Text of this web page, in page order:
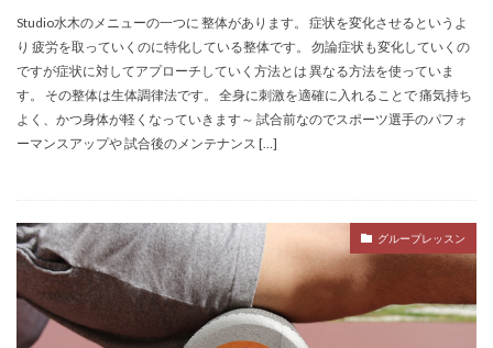
Studio水木のメニューの一つに 整体があります。 症状を変化させるというよ
り 疲労を取っていくのに特化している整体です。 勿論症状も変化していくの
ですが症状に対してアプローチしていく方法とは 異なる方法を使っていま
す。 その整体は生体調律法です。 全身に刺激を適確に入れることで 痛気持ち
よく、かつ身体が軽くなっていきます～ 試合前なのでスポーツ選手のパフォ
ーマンスアップや 試合後のメンテナンス […]
グループレッスン
ボディワーク
ヨガ ワークショップ
不調
五感
五感の話 代謝
便秘
個人セッション
動くレッスン
原理原則
味覚 香り
検索